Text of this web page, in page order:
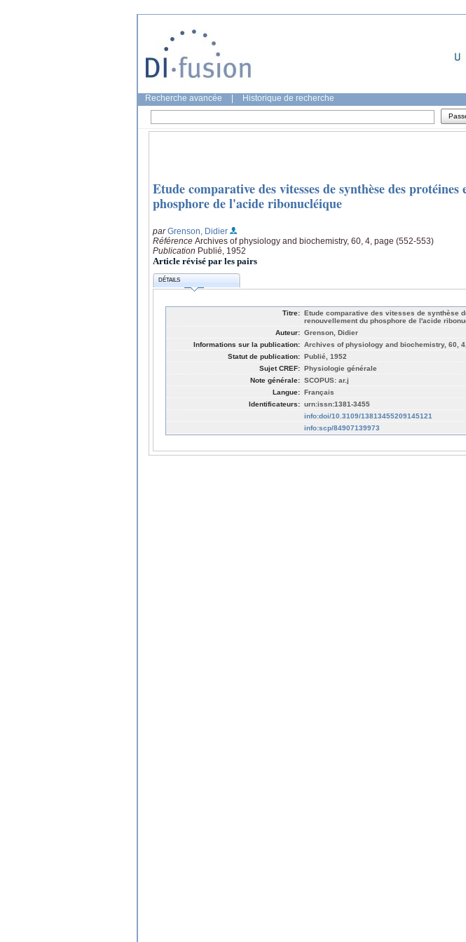
Recherche avancée Historique de recherche
Etude comparative des vitesses de synthèse des
phosphore de l'acide ribonucléique
parGrenson, Didier
Référence Archives of physiology and biochemistry, 60, 4, page (552-553)
Publication Publié, 1952
Article révisé par les pairs
DÉTAILS
Titre: Etude comparative des vitesses de synthèse
renouvellement du phosphore de l'acide
Auteur: Grenson, Didier
Informations sur la publication: Archives of physiology and biochemistry, 60,
Statut de publication: Publié, 1952
Sujet CREF: Physiologie générale
Note générale: SCOPUS: ar.j
Langue: Français
Identificateurs: urn:issn:1381-3455
info:doi/10.3109/13813455209145121
info:scp/84907139973